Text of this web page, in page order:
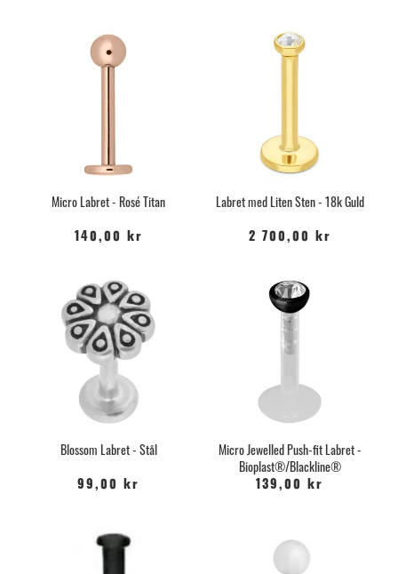
Micro Labret - Rosé Titan
140,00 kr
Labret med Liten Sten - 18k Guld
2 700,00 kr
Blossom Labret - Stål
99,00 kr
Micro Jewelled Push-fit Labret -
Bioplast®/Blackline®
139,00 kr